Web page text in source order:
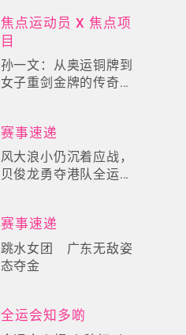
焦点运动员 X 焦点项
目
孙一文：从奥运铜牌到
女子重剑金牌的传奇之
赛事速递
风大浪小仍沉着应战，
贝俊龙勇夺港队全运第
赛事速递
跳水女团 广东无敌姿
态夺金
全运会知多啲